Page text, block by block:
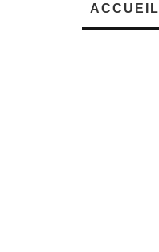
ACCUEIL